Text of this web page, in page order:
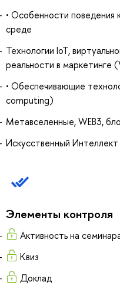
• Особенности поведения
среде
Технологии IoT,
реальности в маркетинге
• Обеспечивающие
computing)
Метавселенные, WEB3,
Искусственный
Элементы контроля
Активность на
Квиз
Доклад